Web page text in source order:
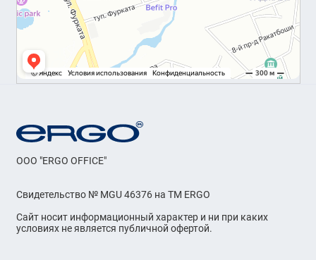
OOO "ERGO OFFICE"
Свидетельство № MGU 46376 на ТМ ERGO
Сайт носит информационный характер и ни при каких
условиях не является публичной офертой.